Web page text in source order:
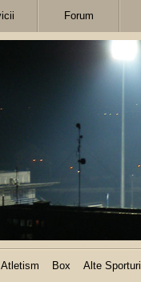
Forum
Atletism Box Alte Sporturi